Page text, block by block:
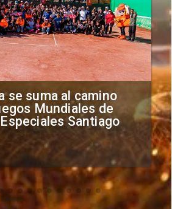
Sifup
por situación
futbolistas